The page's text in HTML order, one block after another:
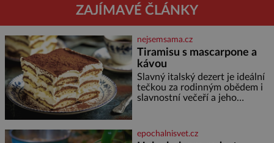
ZAJÍMAVÉ ČLÁNKY
nejsemsama.cz
Tiramisu s mascarpone a
kávou
Slavný italský dezert je ideální
tečkou za rodinným obědem i
slavnostní večeří a jeho
osoby: 250 g mascarpone 3
vejce 80 g cukru 200 g
epochalnisvet.cz